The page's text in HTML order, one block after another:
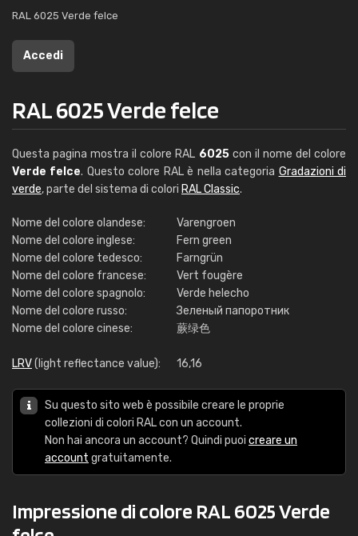
RAL 6025 Verde felce
Accedi
RAL 6025 Verde felce
Questa pagina mostra il colore RAL 6025con il nome del colore
Verde felce. Questo colore RAL è nella categoria Gradazioni di
verde, parte del sistema di colori RAL Classic.
Nome del colore olandese:
Varengroen
Nome del colore inglese:
Fern green
Nome del colore tedesco:
Farngrün
Nome del colore francese:
Vert fougère
Nome del colore spagnolo:
Verde helecho
Nome del colore russo:
Зеленый папоротник
Nome del colore cinese:
蕨绿色
LRV(light reflectance value): 16,16
Su questo sito web è possibile creare le proprie
collezioni di colori RAL con un account.
Non hai ancora un account? Quindi puoi creare un
account gratuitamente.
Impressione di colore RAL 6025 Verde